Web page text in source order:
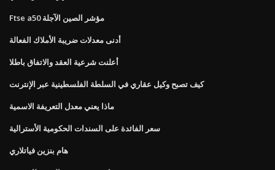
Ftse a50 مؤشر الصين الآجلة
أدنى معدلات ضريبة الأملاك الفعالة
أعلنت شرعية العقد والاتفاق باطلا
كيف تصبح وكيل عقاري في السلطة الفلسطينية عبر الإنترنت
ماذا يعني معدل التعريفة الاسمية
سعر الفائدة على السندات الحكومية الأسترالية
هام بنزين فياتلاري